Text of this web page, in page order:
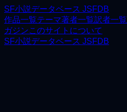
SF小説データベース JSFDB
作品一覧テーマ著者一覧訳者一覧
ガジンこのサイトについて
SF小説データベース JSFDB